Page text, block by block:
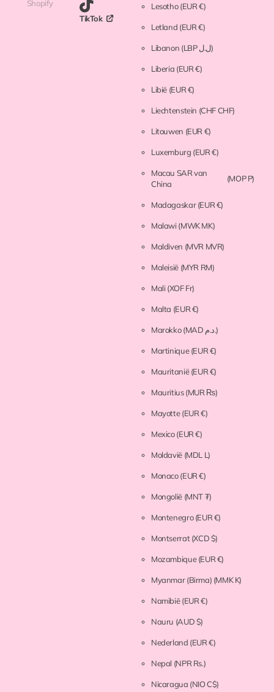
Shopify
TikTok
Lesotho(EUR €)
Letland (EUR €)
Libanon (LBP ل.ل)
Liberia (EUR €)
Libië (EUR €)
Liechtenstein (CHF CHF)
Litouwen (EUR €)
Luxemburg (EUR €)
Macau SAR van
China
(MOP P)
Madagaskar(EUR €)
Malawi(MWK MK)
Maldiven (MVR MVR)
Maleisië (MYR RM)
Mali(XOF Fr)
Malta (EUR €)
Marokko (MAD د.م.)
Martinique(EUR €)
Mauritanië(EUR €)
Mauritius(MUR ₨)
Mayotte(EUR €)
Mexico(EUR €)
Moldavië (MDL L)
Monaco(EUR €)
Mongolië (MNT ₮)
Montenegro(EUR €)
Montserrat(XCD $)
Mozambique(EUR €)
Myanmar (Birma) (MMK K)
Namibië(EUR €)
Nauru (AUD $)
Nederland (EUR €)
Nepal (NPR Rs.)
Nicaragua (NIO C$)